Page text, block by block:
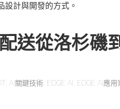
設計與開發的方式。
送從洛杉磯
AI關鍵技術 EDGE AI EDGE AI應用